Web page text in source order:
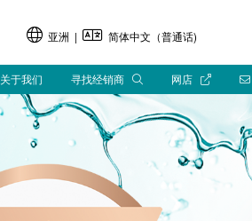
亚洲 | 简体中文（普通话)
关于我们 寻找经销商 网店